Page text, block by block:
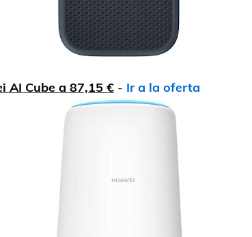
AI Cube a 87,15 € - Ir a la oferta